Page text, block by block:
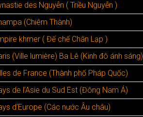
des Nguyễn ( Triều Nguyễn )
(Chiêm Thành)
khmer ( Đế chế Chân Lạp )
(Ville lumière) Ba Lê (Kinh đô ánh sáng)
de France (Thành phố Pháp Quốc)
de l’Asie du Sud Est (Đông Nam Á)
d’Europe (Các nước Âu châu)